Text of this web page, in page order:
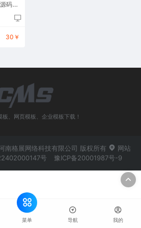
码下
30￥
、网页模板、企业模板下载！
格展网络科技有限公司 版权所有
网站
号 豫ICP备20001987号-9
菜单 导航 我的